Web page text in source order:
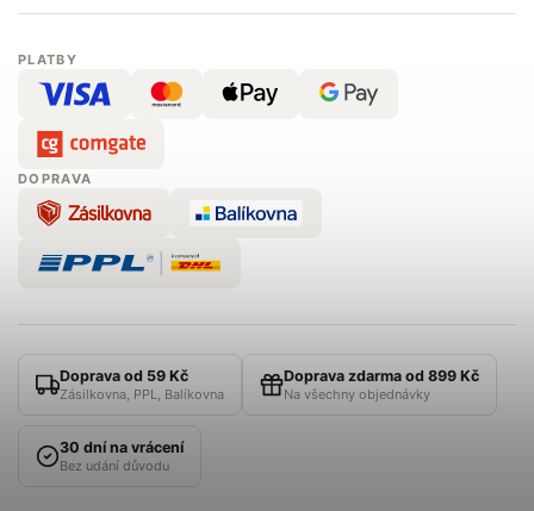
PLATBY
DOPRAVA
Doprava od 59 Kč
Zásilkovna, PPL, Balíkovna
Doprava zdarma od 899 Kč
Na všechny objednávky
30 dní na vrácení
Bez udání důvodu